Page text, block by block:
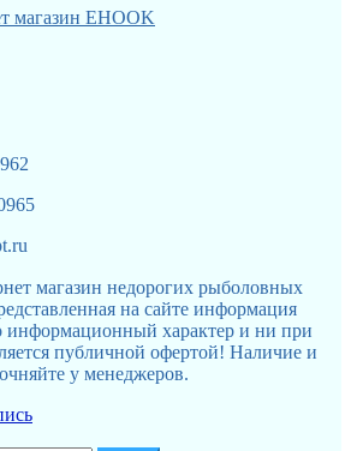
магазин EHOOK
магазин недорогих рыболовных
на сайте информация
информационный характер и ни при
публичной офертой! Наличие и
у менеджеров.